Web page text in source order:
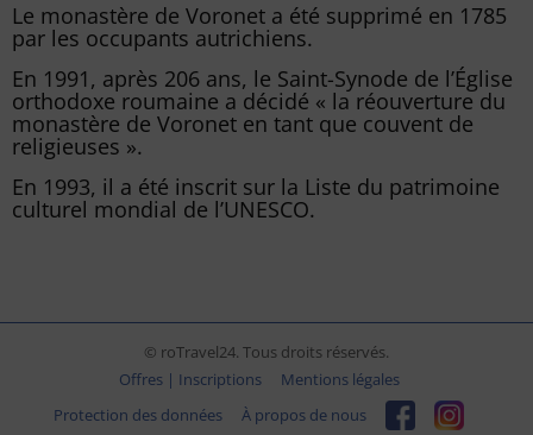
Le monastère de Voronet a été supprimé en 1785
par les occupants autrichiens.
En 1991, après 206 ans, le Saint-Synode de l’Église
orthodoxe roumaine a décidé « la réouverture du
monastère de Voronet en tant que couvent de
religieuses ».
En 1993, il a été inscrit sur la Liste du patrimoine
culturel mondial de l’UNESCO.
© roTravel24. Tous droits réservés.
Offres | Inscriptions
Mentions légales
Protection des données
À propos de nous